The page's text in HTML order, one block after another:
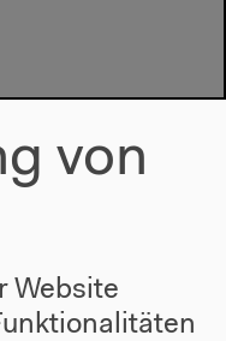
von
Website